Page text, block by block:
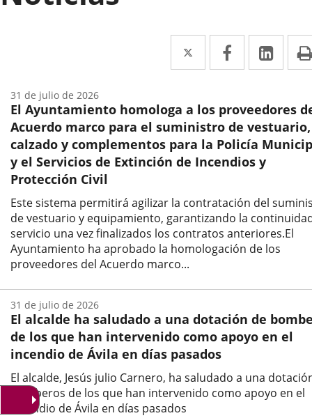
Twitter
Enlace
a
aplicación
externa.
Facebook
Enlace
a
aplicación
externa.
a
El Ayuntamiento homologa a los proveedores
Acuerdo marco para el suministro de vestuario,
calzado y complementos para la Policía
y el Servicios de Extinción de Incendios y
Protección Civil
Este sistema permitirá agilizar la contratación del
de vestuario y equipamiento, garantizando la
servicio una vez finalizados los contratos anteriores.El
Ayuntamiento ha aprobado la homologación de los
proveedores del Acuerdo marco...
la
noticia
31 de julio de 2026
El alcalde ha saludado a una dotación de
de los que han intervenido como apoyo en el
incendio de Ávila en días pasados
El alcalde, Jesús julio Carnero, ha saludado a una
bomberos de los que han intervenido como apoyo en el
incendio de Ávila en días pasados
31 de julio de 2026